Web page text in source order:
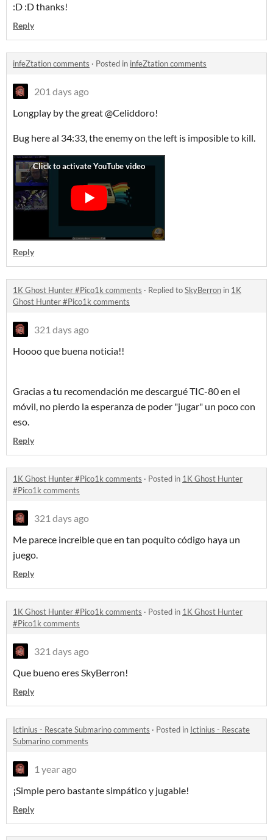
:D :D thanks!
Reply
infeZtation comments · Posted in infeZtation comments
201 days ago
Longplay by the great @Celiddoro!
Bug here al 34:33, the enemy on the left is imposible to kill.
Reply
1K Ghost Hunter #Pico1k comments · Replied toSkyBerron in 1K
Ghost Hunter #Pico1k comments
321 days ago
Hoooo que buena noticia!!
Gracias a tu recomendación me descargué TIC-80 en el
móvil, no pierdo la esperanza de poder "jugar" un poco con
eso.
Reply
1K Ghost Hunter #Pico1k comments · Posted in 1K Ghost Hunter
#Pico1k comments
321 days ago
Me parece increible que en tan poquito código haya un
juego.
Reply
1K Ghost Hunter #Pico1k comments · Posted in 1K Ghost Hunter
#Pico1k comments
321 days ago
Que bueno eres SkyBerron!
Reply
Ictinius - Rescate Submarino comments · Posted in Ictinius - Rescate
Submarino comments
1 year ago
¡Simple pero bastante simpático y jugable!
Reply